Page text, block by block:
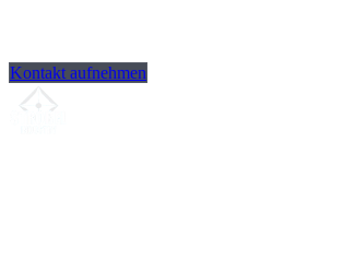
Kontakt aufnehmen